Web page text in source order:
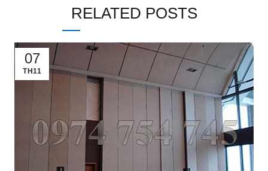
RELATED POSTS
07
TH11